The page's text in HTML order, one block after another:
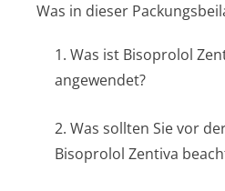
Was in dieser
1. Was ist Bisoprolol
angewendet?
2. Was sollten Sie vor
Bisoprolol Zentiva